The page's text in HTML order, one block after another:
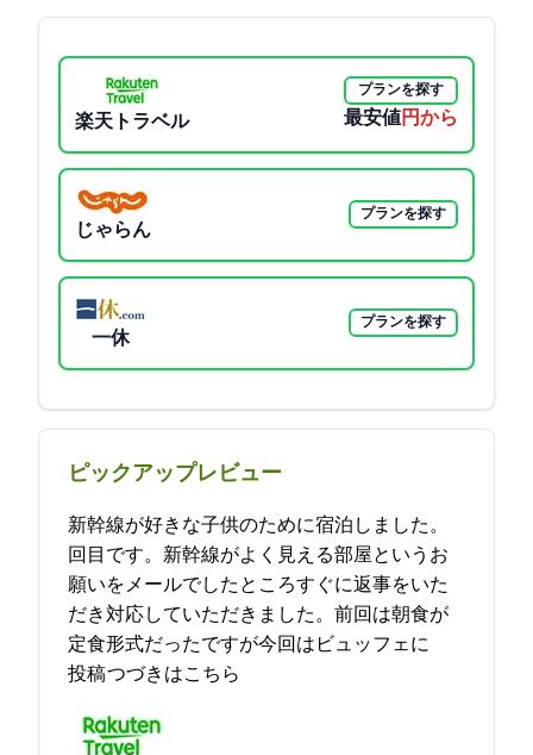
楽天トラベル
プランを探す
最安値3600円から
じゃらん
プランを探す
一休
プランを探す
ピックアップレビュー
新幹線が好きな子供のために宿泊しました。2
回目です。新幹線がよく見える部屋というお
願いをメールでしたところすぐに返事をいた
だき対応していただきました。前回は朝食が
定食形式だったですが今回はビュッフェに… 2021-11-10 23:25:53
投稿つづきはこちら